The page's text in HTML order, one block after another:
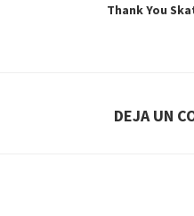
Thank You
DEJA UN